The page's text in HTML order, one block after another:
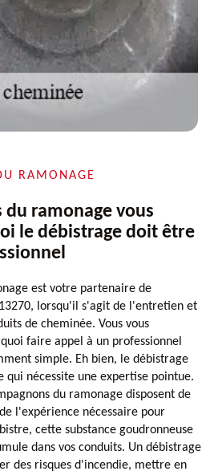
RAMONAGE
du ramonage vous
le débistrage doit être
est votre partenaire de
lorsqu'il s'agit de l'entretien et
de cheminée. Vous vous
faire appel à un professionnel
simple. Eh bien, le débistrage
qui nécessite une expertise pointue.
du ramonage disposent de
l'expérience nécessaire pour
cette substance goudronneuse
dans vos conduits. Un débistrage
des risques d'incendie, mettre en